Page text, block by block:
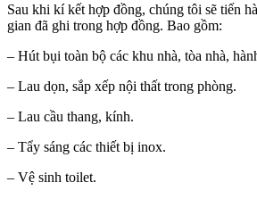
Sau khi kí kết hợp đồng, chúng tôi sẽ tiến
gian đã ghi trong hợp đồng. Bao gồm:
– Hút bụi toàn bộ các khu nhà, tòa nhà,
– Lau dọn, sắp xếp nội thất trong phòng.
– Lau cầu thang, kính.
– Tẩy sáng các thiết bị inox.
– Vệ sinh toilet.